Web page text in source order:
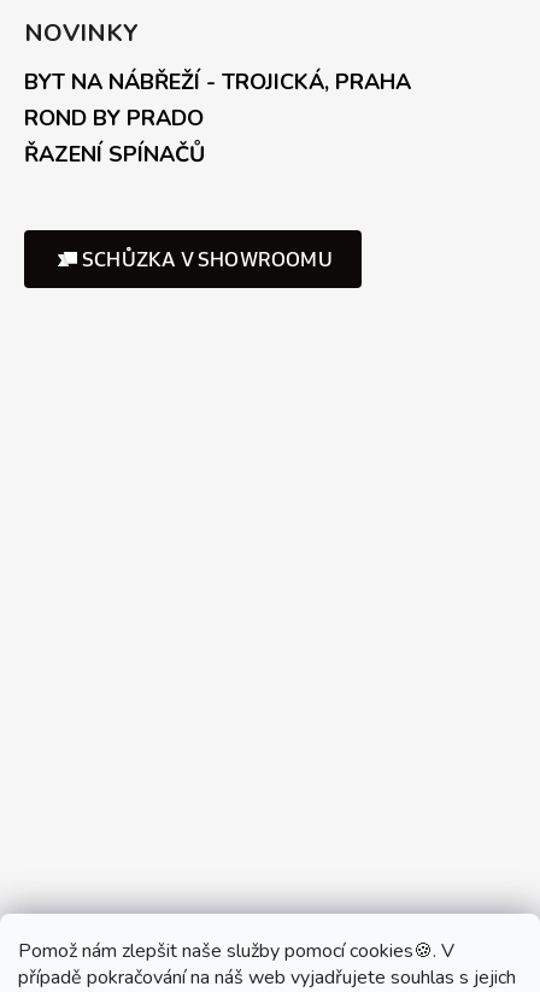
Pomož nám zlepšit naše služby pomocí cookies🍪. V
případě pokračování na náš web vyjadřujete souhlas s jejich
NOVINKY
BYT NA NÁBŘEŽÍ - TROJICKÁ, PRAHA
ROND BY PRADO
ŘAZENÍ SPÍNAČŮ
SCHŮZKA V SHOWROOMU
Partner Showroom MONOBRAND